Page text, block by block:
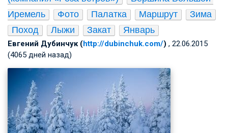
Иремель
Фото Палатка Маршрут
Зима
Поход
Лыжи Закат Январь
Евгений Дубинчук (http://dubinchuk.com/) , 22.06.2015
(4065 дней назад)